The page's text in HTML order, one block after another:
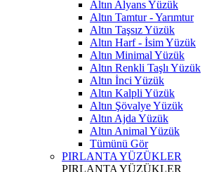
Altın Alyans Yüzük
Altın Tamtur - Yarımtur
Altın Taşsız Yüzük
Altın Harf - İsim Yüzük
Altın Minimal Yüzük
Altın Renkli Taşlı Yüzük
Altın İnci Yüzük
Altın Kalpli Yüzük
Altın Şövalye Yüzük
Altın Ajda Yüzük
Altın Animal Yüzük
Tümünü Gör
PIRLANTA YÜZÜKLER
PIRLANTA YÜZÜKLER